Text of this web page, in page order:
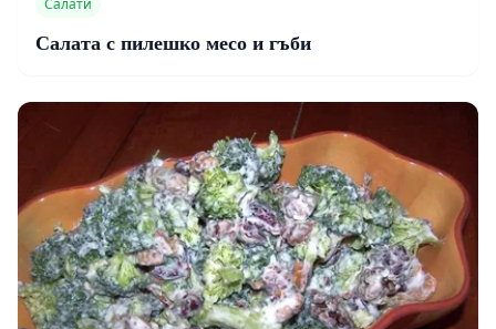
Салати
Салата с пилешко месо и гъби